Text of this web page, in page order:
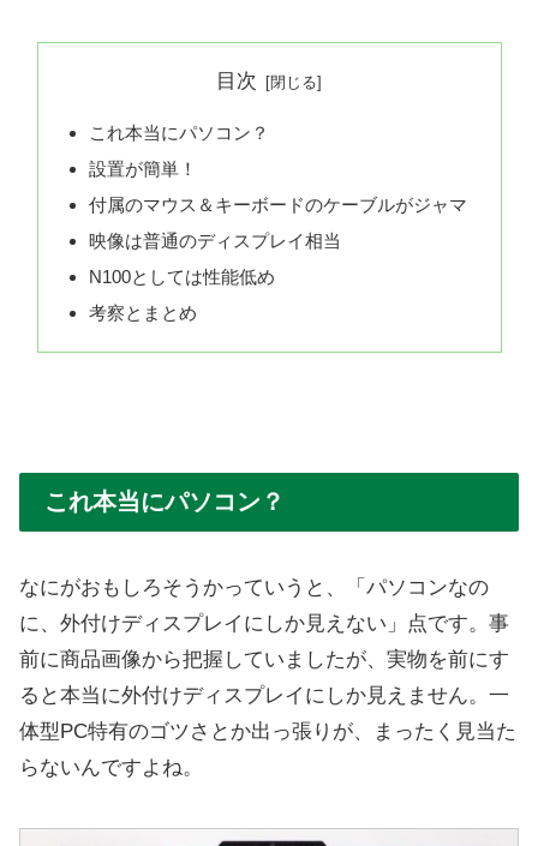
目次
これ本当にパソコン？
設置が簡単！
付属のマウス＆キーボードのケーブルがジャマ
映像は普通のディスプレイ相当
N100としては性能低め
考察とまとめ
これ本当にパソコン？
なにがおもしろそうかっていうと、「パソコンなの
に、外付けディスプレイにしか見えない」点です。事
前に商品画像から把握していましたが、実物を前にす
ると本当に外付けディスプレイにしか見えません。一
体型PC特有のゴツさとか出っ張りが、まったく見当た
らないんですよね。